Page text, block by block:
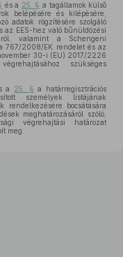
és a 25. § a tagállamok külső
belépésére és kilépésére,
adatok rögzítésére szolgáló
az EES-hez való bűnüldözési
valamint a Schengeni
767/2008/EK rendelet és az
30-i (EU) 2017/2226
szükséges
a 25. § a határregisztrációs
személyek listájának
rendelkezésére bocsátására
meghatározásáról szóló,
végrehajtási határozat
meg.